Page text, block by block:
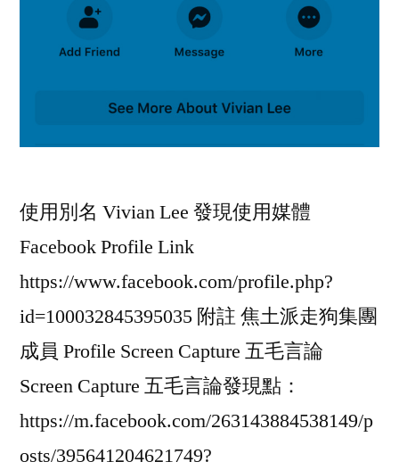
使用別名 Vivian Lee 發現使用媒體
Facebook Profile Link
https://www.facebook.com/profile.php?
id=100032845395035 附註 焦土派走狗集團
成員 Profile Screen Capture 五毛言論
Screen Capture 五毛言論發現點：
https://m.facebook.com/263143884538149/p
osts/395641204621749?